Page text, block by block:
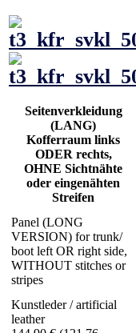
Seitenverkleidung
(LANG)
Kofferraum links
ODER rechts,
OHNE Sichtnähte
oder eingenähten
Streifen
Panel (LONG
VERSION) for trunk/
boot left OR right side,
WITHOUT stitches or
stripes
Kunstleder / artificial
leather